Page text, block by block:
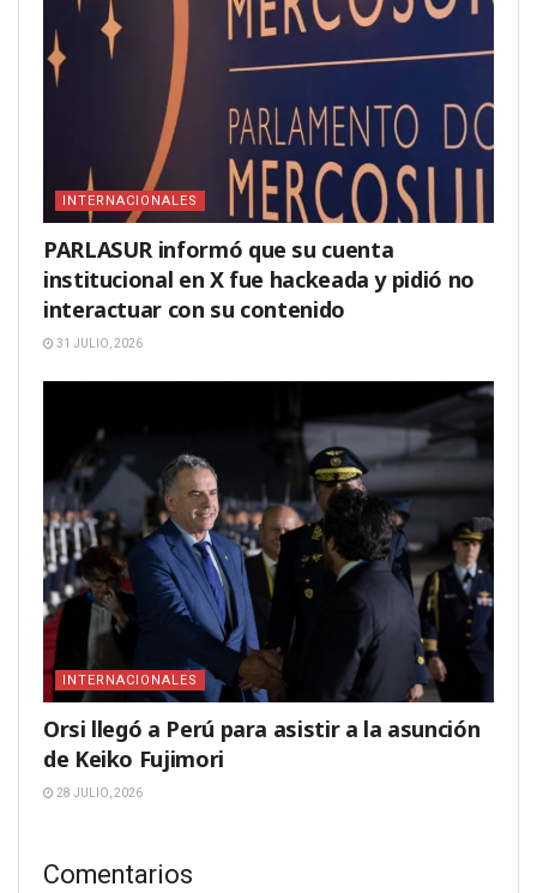
INTERNACIONALES
PARLASUR informó que su cuenta
institucional en X fue hackeada y pidió no
interactuar con su contenido
31 JULIO, 2026
INTERNACIONALES
Orsi llegó a Perú para asistir a la asunción
de Keiko Fujimori
28 JULIO, 2026
Comentarios